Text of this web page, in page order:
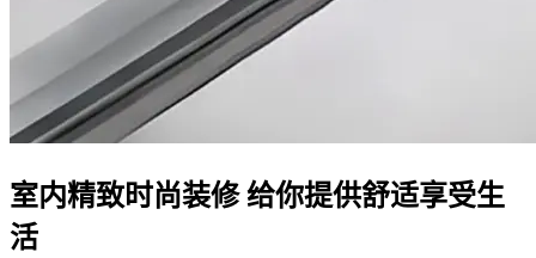
室内精致时尚装修 给你提供舒适享受生
活